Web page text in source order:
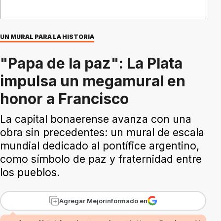
UN MURAL PARA LA HISTORIA
"Papa de la paz": La Plata
impulsa un megamural en
honor a Francisco
La capital bonaerense avanza con una
obra sin precedentes: un mural de escala
mundial dedicado al pontífice argentino,
como símbolo de paz y fraternidad entre
los pueblos.
Agregar Mejorinformado en